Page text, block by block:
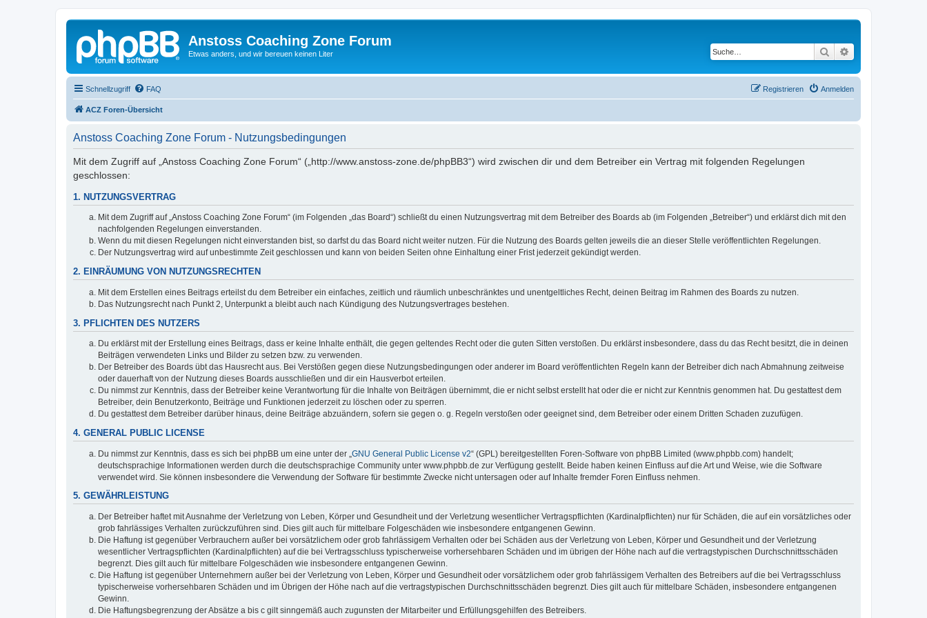
Anstoss Coaching Zone Forum
Etwas anders, und wir bereuen keinen Liter Suche
Schnellzugriff FAQ Anmelden
Registrieren
ACZ Foren-Übersicht
Anstoss Coaching Zone Forum - Nutzungsbedingungen
Mit dem Zugriff auf „Anstoss Coaching Zone Forum“ („http://www.anstoss-zone.de/phpBB3“) wird zwischen dir und dem Betreiber ein Vertrag mit folgenden Regelungen
geschlossen:
1. NUTZUNGSVERTRAG
Mit dem Zugriff auf „Anstoss Coaching Zone Forum“ (im Folgenden „das Board“) schließt du einen Nutzungsvertrag mit dem Betreiber des Boards ab (im Folgenden „Betreiber“) und erklärst dich mit den
nachfolgenden Regelungen einverstanden.
Wenn du mit diesen Regelungen nicht einverstanden bist, so darfst du das Board nicht weiter nutzen. Für die Nutzung des Boards gelten jeweils die an dieser Stelle veröffentlichten Regelungen.
Der Nutzungsvertrag wird auf unbestimmte Zeit geschlossen und kann von beiden Seiten ohne Einhaltung einer Frist jederzeit gekündigt werden.
2. EINRÄUMUNG VON NUTZUNGSRECHTEN
Mit dem Erstellen eines Beitrags erteilst du dem Betreiber ein einfaches, zeitlich und räumlich unbeschränktes und unentgeltliches Recht, deinen Beitrag im Rahmen des Boards zu nutzen.
Das Nutzungsrecht nach Punkt 2, Unterpunkt a bleibt auch nach Kündigung des Nutzungsvertrages bestehen.
3. PFLICHTEN DES NUTZERS
Du erklärst mit der Erstellung eines Beitrags, dass er keine Inhalte enthält, die gegen geltendes Recht oder die guten Sitten verstoßen. Du erklärst insbesondere, dass du das Recht besitzt, die in deinen
Beiträgen verwendeten Links und Bilder zu setzen bzw. zu verwenden.
Der Betreiber des Boards übt das Hausrecht aus. Bei Verstößen gegen diese Nutzungsbedingungen oder anderer im Board veröffentlichten Regeln kann der Betreiber dich nach Abmahnung zeitweise
oder dauerhaft von der Nutzung dieses Boards ausschließen und dir ein Hausverbot erteilen.
Du nimmst zur Kenntnis, dass der Betreiber keine Verantwortung für die Inhalte von Beiträgen übernimmt, die er nicht selbst erstellt hat oder die er nicht zur Kenntnis genommen hat. Du gestattest dem
Betreiber, dein Benutzerkonto, Beiträge und Funktionen jederzeit zu löschen oder zu sperren.
Du gestattest dem Betreiber darüber hinaus, deine Beiträge abzuändern, sofern sie gegen o. g. Regeln verstoßen oder geeignet sind, dem Betreiber oder einem Dritten Schaden zuzufügen.
4. GENERAL PUBLIC LICENSE
Du nimmst zur Kenntnis, dass es sich bei phpBB um eine unter der „ GNU General Public License v2“ (GPL) bereitgestellten Foren-Software von phpBB Limited (www.phpbb.com) handelt;
deutschsprachige Informationen werden durch die deutschsprachige Community unter www.phpbb.de zur Verfügung gestellt. Beide haben keinen Einfluss auf die Art und Weise, wie die Software
verwendet wird. Sie können insbesondere die Verwendung der Software für bestimmte Zwecke nicht untersagen oder auf Inhalte fremder Foren Einfluss nehmen.
5. GEWÄHRLEISTUNG
Der Betreiber haftet mit Ausnahme der Verletzung von Leben, Körper und Gesundheit und der Verletzung wesentlicher Vertragspflichten (Kardinalpflichten) nur für Schäden, die auf ein vorsätzliches oder
grob fahrlässiges Verhalten zurückzuführen sind. Dies gilt auch für mittelbare Folgeschäden wie insbesondere entgangenen Gewinn.
Die Haftung ist gegenüber Verbrauchern außer bei vorsätzlichem oder grob fahrlässigem Verhalten oder bei Schäden aus der Verletzung von Leben, Körper und Gesundheit und der Verletzung
wesentlicher Vertragspflichten (Kardinalpflichten) auf die bei Vertragsschluss typischerweise vorhersehbaren Schäden und im übrigen der Höhe nach auf die vertragstypischen Durchschnittsschäden
begrenzt. Dies gilt auch für mittelbare Folgeschäden wie insbesondere entgangenen Gewinn.
Die Haftung ist gegenüber Unternehmern außer bei der Verletzung von Leben, Körper und Gesundheit oder vorsätzlichem oder grob fahrlässigem Verhalten des Betreibers auf die bei Vertragsschluss
typischerweise vorhersehbaren Schäden und im Übrigen der Höhe nach auf die vertragstypischen Durchschnittsschäden begrenzt. Dies gilt auch für mittelbare Schäden, insbesondere entgangenen
Gewinn.
Die Haftungsbegrenzung der Absätze a bis c gilt sinngemäß auch zugunsten der Mitarbeiter und Erfüllungsgehilfen des Betreibers.